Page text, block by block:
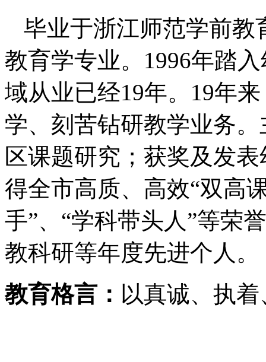
毕业于浙江师范学前教
教育学专业。1996年踏
域从业已经19年。19年
学、刻苦钻研教学业务
区课题研究；获奖及发
得全市高质、高效“双高
手”、“学科带头人”等荣
教科研等年度先进个人。
教育格言： 以真诚、执